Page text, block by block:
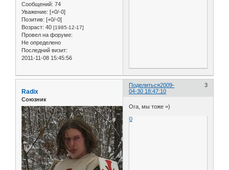
Сообщений: 74
Уважение: [+0/-0]
Позитив: [+0/-0]
Возраст: 40 [1985-12-17]
Провел на форуме:
Не определено
Последний визит:
2011-11-08 15:45:56
Поделиться 3
2009-
04-30 18:47:10
Radix
Союзник
Ога, мы тоже =)
0